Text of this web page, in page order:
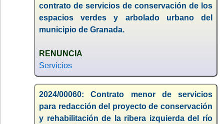
contrato de servicios de conservación de los
espacios verdes y arbolado urbano del
municipio de Granada.
RENUNCIA
Servicios
2024/00060: Contrato menor de servicios
para redacción del proyecto de conservación
y rehabilitación de la ribera izquierda del río